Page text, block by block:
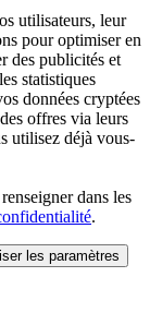
utilisateurs, leur
pour optimiser en
des publicités et
statistiques
données cryptées
offres via leurs
utilisez déjà vous-
dans les
.
les paramètres